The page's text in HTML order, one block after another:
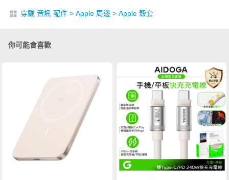
穿戴 音訊 配件 > Apple 周邊 > Apple 殼套
你可能會喜歡